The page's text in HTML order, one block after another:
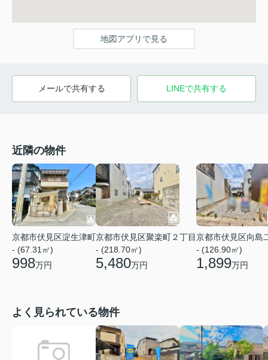
地図アプリで見る
メールで共有する LINEで共有する
近隣の物件
京都市伏見区淀生津町
- (67.31㎡)
998万円
京都市伏見区聚楽町２丁目
- (218.70㎡)
5,480万円
京都市伏見区向島
- (126.90㎡)
1,899万円
よく見られている物件